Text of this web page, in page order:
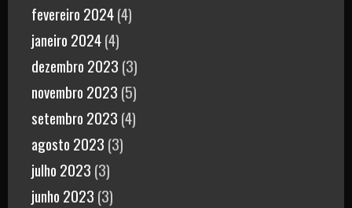
fevereiro 2024(4)
janeiro 2024(4)
dezembro 2023 (3)
novembro 2023 (5)
setembro 2023 (4)
agosto 2023 (3)
julho 2023 (3)
junho 2023 (3)